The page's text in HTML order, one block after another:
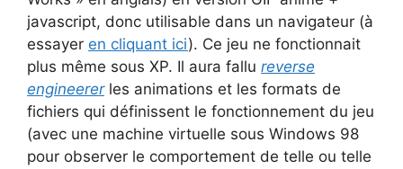
javascript, donc utilisable dans un navigateur (à
essayer en cliquant ici). Ce jeu ne fonctionnait
plus même sous XP. Il aura fallu reverse
engineererles animations et les formats de
fichiers qui définissent le fonctionnement du jeu
(avec une machine virtuelle sous Windows 98
pour observer le comportement de telle ou telle